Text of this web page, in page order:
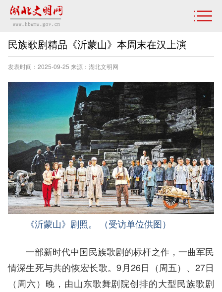
民族歌剧精品《沂蒙山》本周末在汉上演
发表时间：2025-09-25 来源：湖北文明网
《沂蒙山》剧照。 （受访单位供图）
一部新时代中国民族歌剧的标杆之作，一曲军民
情深生死与共的恢宏长歌。9月26日（周五）、27日
（周六）晚，由山东歌舞剧院创排的大型民族歌剧